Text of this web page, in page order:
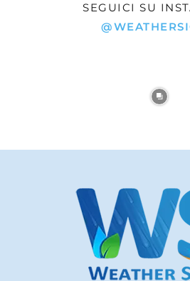
SEGUICI SU